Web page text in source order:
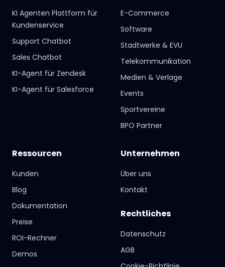
KI Agenten Plattform für
Kundenservice
Support Chatbot
Sales Chatbot
KI-Agent für Zendesk
KI-Agent für Salesforce
E-Commerce
Software
Stadtwerke & EVU
Telekommunikation
Medien & Verlage
Events
Sportvereine
BPO Partner
Ressourcen
Kunden
Blog
Dokumentation
Preise
ROI-Rechner
Demos
Unternehmen
Über uns
Kontakt
Rechtliches
Datenschutz
AGB